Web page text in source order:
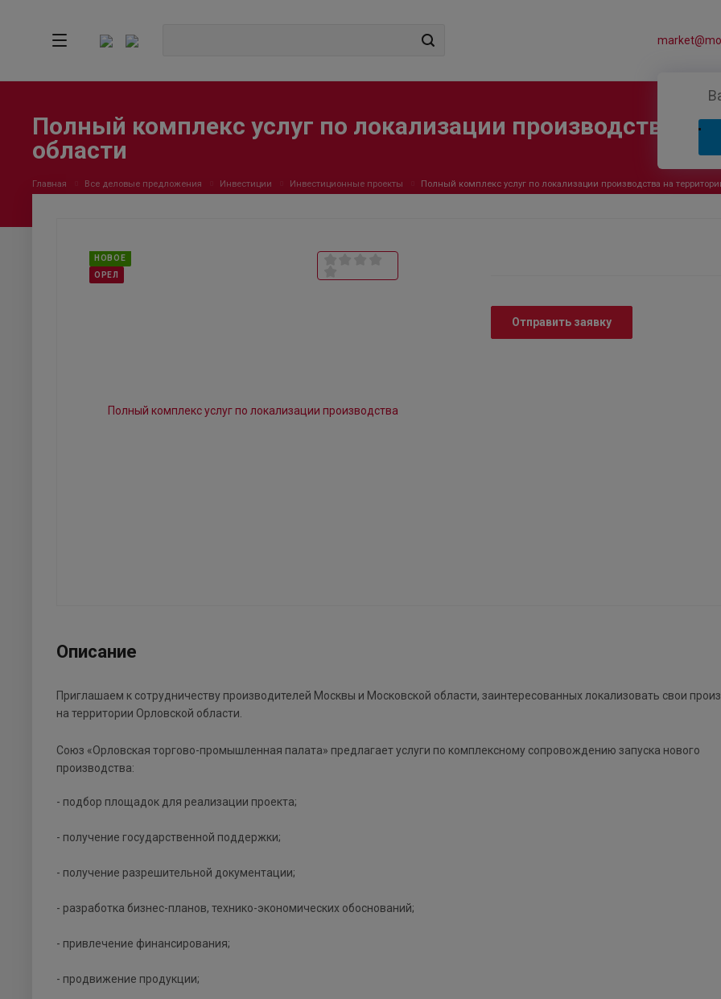
Полный комплекс услуг по локализации производства на
области
Главная Все деловые предложения Инвестиции Инвестиционные проекты Полный комплекс услуг по локализации производства на
НОВОЕ
ОРЕЛ
Отправить заявку
Описание
Приглашаем к сотрудничеству производителей Москвы и Московской области, заинтересованных локализовать свои
на территории Орловской области.
Союз «Орловская торгово-промышленная палата» предлагает услуги по комплексному сопровождению запуска нового
производства:
- подбор площадок для реализации проекта;
- получение государственной поддержки;
- получение разрешительной документации;
- разработка бизнес-планов, технико-экономических обоснований;
- привлечение финансирования;
- продвижение продукции;